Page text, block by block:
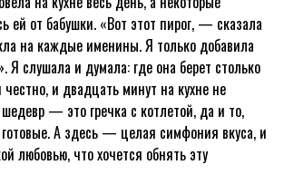
ей от бабушки. «Вот этот пирог, — сказала
на каждые именины. Я только добавила
Я слушала и думала: где она берет столько
и двадцать минут на кухне не
— это гречка с котлетой, да и то,
А здесь — целая симфония вкуса, и
любовью, что хочется обнять эту